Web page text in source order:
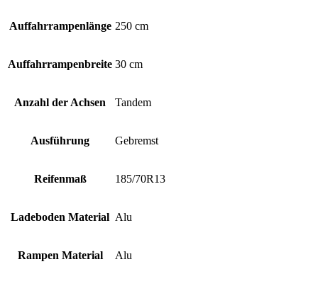
Auffahrrampenlänge 250 cm
Auffahrrampenbreite 30 cm
Anzahl der Achsen Tandem
Ausführung Gebremst
Reifenmaß 185/70R13
Ladeboden Material Alu
Rampen Material Alu